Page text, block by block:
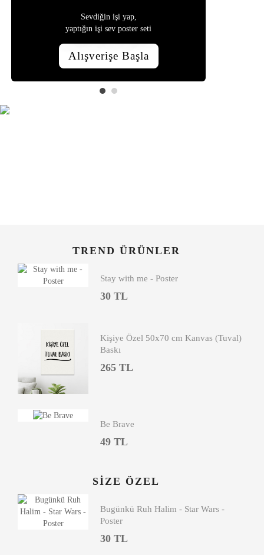
Sevdiğin işi yap,
yaptığın işi sev poster seti
Alışverişe Başla
TREND ÜRÜNLER
Stay with me - Poster
30 TL
Kişiye Özel 50x70 cm Kanvas (Tuval)
Baskı
265 TL
Be Brave
49 TL
SIZE ÖZEL
Bugünkü Ruh Halim - Star Wars -
Poster
30 TL